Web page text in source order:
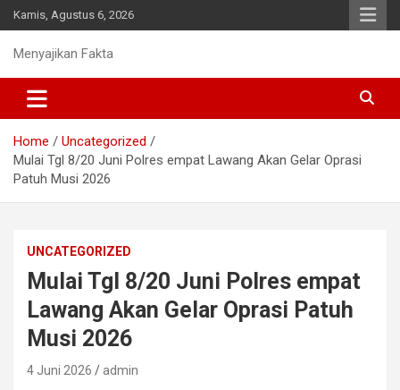
Skip
to
content
Kamis, Agustus 6, 2026
Menyajikan Fakta
Home
Uncategorized
Mulai Tgl 8/20 Juni Polres empat Lawang Akan Gelar Oprasi
Patuh Musi 2026
UNCATEGORIZED
Mulai Tgl 8/20 Juni Polres empat
Lawang Akan Gelar Oprasi Patuh
Musi 2026
4 Juni 2026 admin